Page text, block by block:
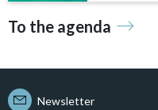
To the agenda
Newsletter